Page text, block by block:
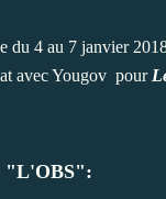
du 4 au 7 janvier
avec Yougov pour
"L'OBS":